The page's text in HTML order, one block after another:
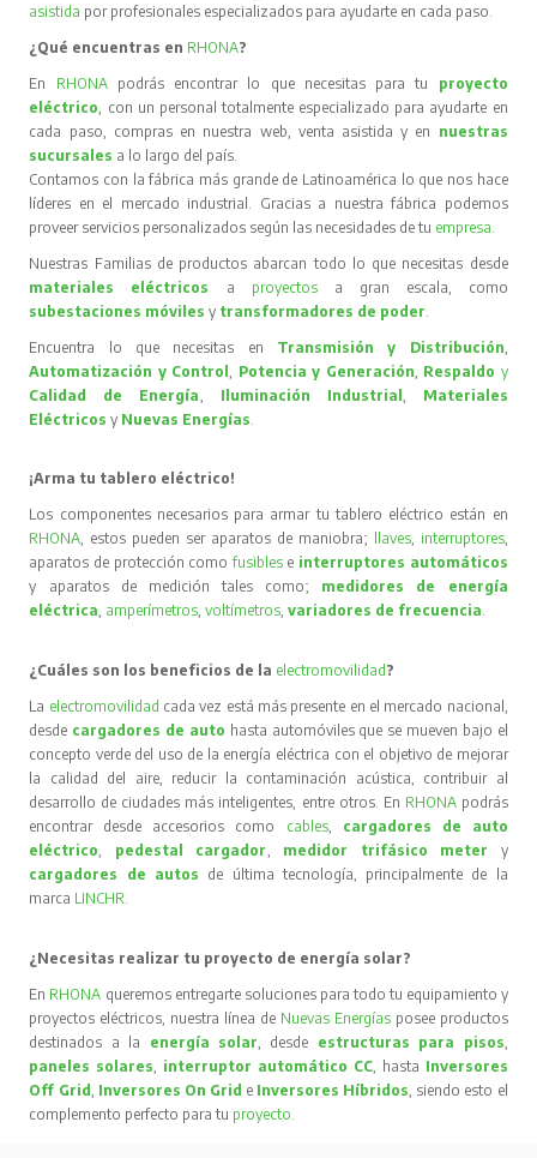
asistida por profesionales especializados para ayudarte en cada paso.
¿Qué encuentras en RHONA?
En RHONA podrás encontrar lo que necesitas para tu proyecto
eléctrico , con un personal totalmente especializado para ayudarte en
cada paso, compras en nuestra web, venta asistida y en nuestras
sucursales a lo largo del país.
Contamos con la fábrica más grande de Latinoamérica lo que nos hace
líderes en el mercado industrial. Gracias a nuestra fábrica podemos
proveer servicios personalizados según las necesidades de tu empresa
Nuestras Familias de productos abarcan todo lo que necesitas desde
materiales eléctricos
a proyectos
a gran escala, como
subestaciones móvilesy transformadores de poder
Encuentra lo que necesitas en Transmisión y Distribución
Automatización y Control
Potencia y Generación Respaldo y
Calidad de Energía
Iluminación Industrial
Materiales
Eléctricos y Nuevas Energías
¡Arma tu tablero eléctrico!
Los componentes necesarios para armar tu tablero eléctrico están en
RHONA , estos pueden ser aparatos de maniobra; llaves, interruptores,
aparatos de protección comofusibles e interruptores automáticos
y aparatos de medición tales como; medidores de energía
eléctrica amperímetros ,voltímetros ,variadores de frecuencia
¿Cuáles son los beneficios de la electromovilidad?
La electromovilidad cada vez está más presente en el mercado nacional,
desde cargadores de auto hasta automóviles que se mueven bajo el
concepto verde del uso de la energía eléctrica con el objetivo de mejorar
la calidad del aire, reducir la contaminación acústica, contribuir al
desarrollo de ciudades más inteligentes, entre otros. En RHONA podrás
encontrar desde accesorios como cables, cargadores de auto
eléctrico
pedestal cargador medidor trifásico meter
y
cargadores de autos de última tecnología, principalmente de la
marca LINCHR
¿Necesitas realizar tu proyecto de energía solar?
En RHONA queremos entregarte soluciones para todo tu equipamiento y
proyectos eléctricos, nuestra línea de Nuevas Energíasposee productos
destinados a la energía solar , desde estructuras para pisos
paneles solares
interruptor automático CC, hasta Inversores
Off Grid Inversores On Grid e Inversores Híbridos , siendo esto el
complemento perfecto para tu proyecto